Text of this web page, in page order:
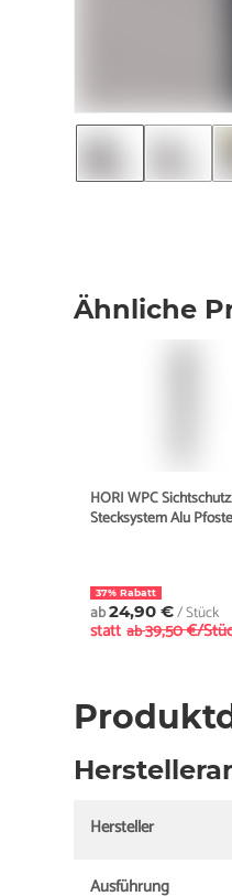
Ähnliche
HORI WPC
Stecksystem Alu
37% Rabatt
ab24,90 €/ Stück
statt ab39,50 €/
Hersteller
Ausführung